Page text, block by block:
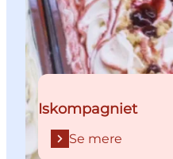
Iskompagniet
Se mere